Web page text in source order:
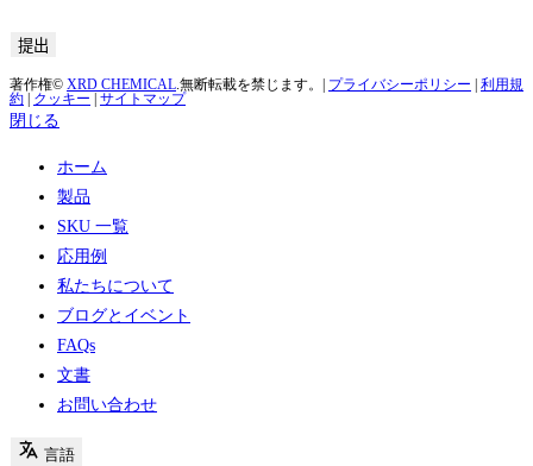
著作権© XRD CHEMICAL.無断転載を禁じます。| プライバシーポリシー
利用規
約
クッキー サイトマップ
閉じる
ホーム
製品
SKU 一覧
応用例
私たちについて
ブログとイベント
FAQs
文書
お問い合わせ
言語